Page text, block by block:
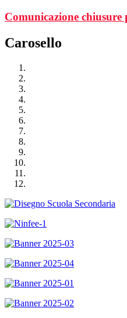
Comunicazione chiusure
Carosello